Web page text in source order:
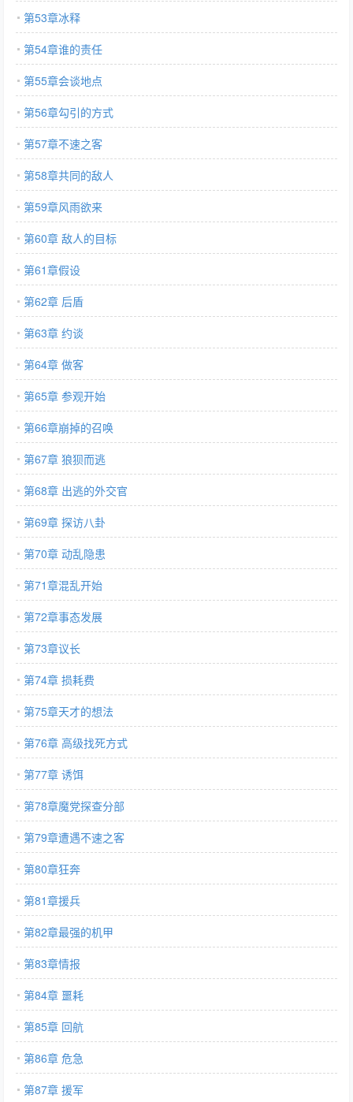
第53章冰释
第54章谁的责任
第55章会谈地点
第56章勾引的方式
第57章不速之客
第58章共同的敌人
第59章风雨欲来
第60章 敌人的目标
第61章假设
第62章 后盾
第63章 约谈
第64章 做客
第65章 参观开始
第66章崩掉的召唤
第67章 狼狈而逃
第68章 出逃的外交官
第69章 探访八卦
第70章 动乱隐患
第71章混乱开始
第72章事态发展
第73章议长
第74章 损耗费
第75章天才的想法
第76章 高级找死方式
第77章 诱饵
第78章魔党探查分部
第79章遭遇不速之客
第80章狂奔
第81章援兵
第82章最强的机甲
第83章情报
第84章 噩耗
第85章 回航
第86章 危急
第87章 援军